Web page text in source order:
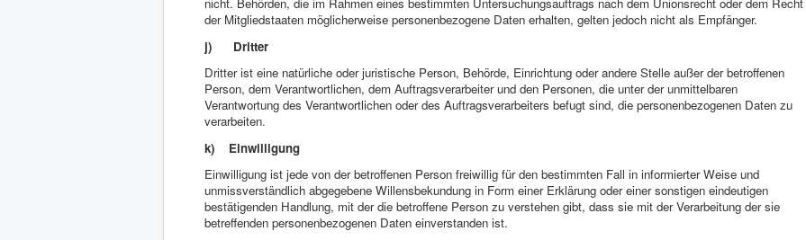
der Mitgliedstaaten möglicherweise personenbezogene Daten erhalten, gelten jedoch nicht als Empfänger.
j) Dritter
Dritter ist eine natürliche oder juristische Person, Behörde, Einrichtung oder andere Stelle außer der betroffenen
Person, dem Verantwortlichen, dem Auftragsverarbeiter und den Personen, die unter der unmittelbaren
Verantwortung des Verantwortlichen oder des Auftragsverarbeiters befugt sind, die personenbezogenen Daten zu
verarbeiten.
k) Einwilligung
Einwilligung ist jede von der betroffenen Person freiwillig für den bestimmten Fall in informierter Weise und
unmissverständlich abgegebene Willensbekundung in Form einer Erklärung oder einer sonstigen eindeutigen
bestätigenden Handlung, mit der die betroffene Person zu verstehen gibt, dass sie mit der Verarbeitung der sie
betreffenden personenbezogenen Daten einverstanden ist.